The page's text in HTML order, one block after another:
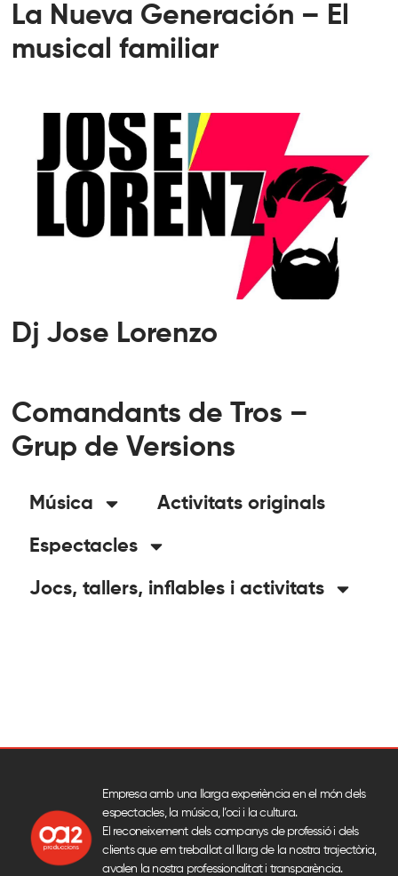
La Nueva Generación – El
musical familiar
Dj Jose Lorenzo
Comandants de Tros –
Grup de Versions
Música Activitats originals
Espectacles
Jocs, tallers, inflables i activitats
Empresa amb una llarga experiència en el món dels
espectacles, la música, l’oci i la cultura.
El reconeixement dels companys de professió i dels
clients que em treballat al llarg de la nostra trajectòria,
avalen la nostra professionalitat i transparència.